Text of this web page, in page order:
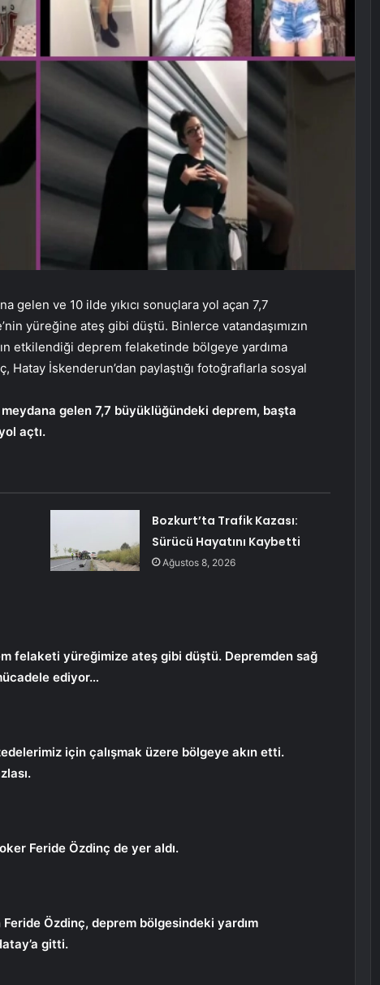
gelen ve 10 ilde yıkıcı sonuçlara yol açan 7,7
yüreğine ateş gibi düştü. Binlerce vatandaşımızın
etkilendiği deprem felaketinde bölgeye yardıma
İskenderun’dan paylaştığı fotoğraflarla sosyal
gelen 7,7 büyüklüğündeki deprem, başta
açtı.
Bozkurt’ta Trafik Kazası:
Sürücü Hayatını Kaybetti
Ağustos 8, 2026
felaketi yüreğimize ateş gibi düştü. Depremden sağ
ediyor…
için çalışmak üzere bölgeye akın etti.
Feride Özdinç de yer aldı.
Özdinç, deprem bölgesindeki yardım
gitti.